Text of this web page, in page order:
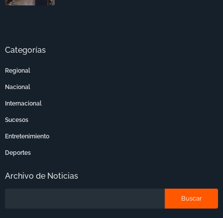
Categorías
Regional
Nacional
Internacional
Sucesos
Entretenimiento
Deportes
Archivo de Noticias